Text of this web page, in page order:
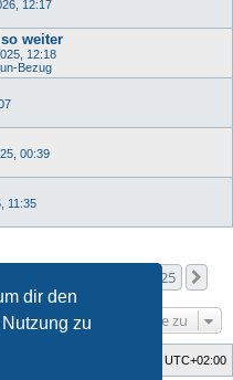
dir den
zu
12:17
weiter
12:18
Bezug
00:39
11:35
25
Gehe zu
UTC+02:00